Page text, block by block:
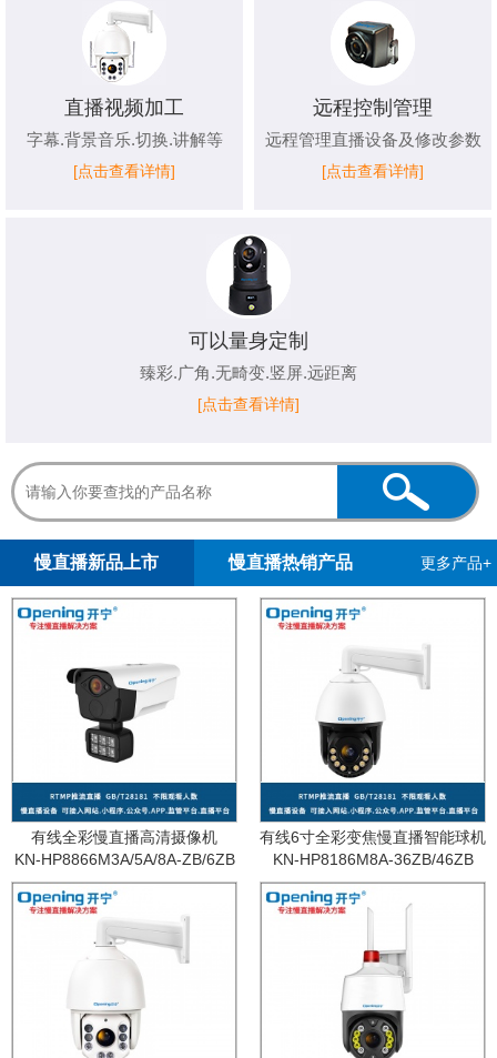
直播视频加工
字幕.背景音乐.切换.讲解等
[点击查看详情]
远程控制管理
远程管理直播设备及修改参数
[点击查看详情]
可以量身定制
臻彩.广角.无畸变.竖屏.远距离
[点击查看详情]
慢直播新品上市 慢直播热销产品 更多产品+
有线全彩慢直播高清摄像机
KN-HP8866M3A/5A/8A-ZB/6ZB
有线6寸全彩变焦慢直播智能球机
KN-HP8186M8A-36ZB/46ZB